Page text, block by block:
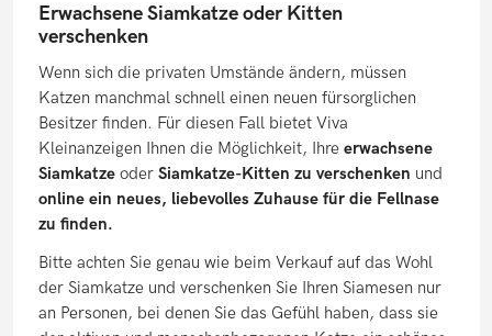
Erwachsene Siamkatze oder Kitten
verschenken
Wenn sich die privaten Umstände ändern, müssen
Katzen manchmal schnell einen neuen fürsorglichen
Besitzer finden. Für diesen Fall bietet Viva
Kleinanzeigen Ihnen die Möglichkeit, Ihre erwachsene
Siamkatze oderSiamkatze-Kitten zu verschenken und
online ein neues, liebevolles Zuhause für die Fellnase
zu finden.
Bitte achten Sie genau wie beim Verkauf auf das Wohl
der Siamkatze und verschenken Sie Ihren Siamesen nur
an Personen, bei denen Sie das Gefühl haben, dass sie